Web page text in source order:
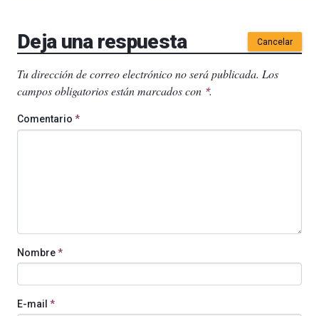
Deja una respuesta Cancelar
Tu dirección de correo electrónico no será publicada. Los
campos obligatorios están marcados con *.
Comentario *
Nombre*
E-mail *